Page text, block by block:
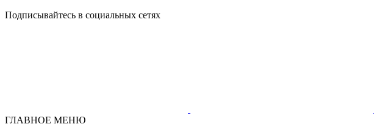
Подписывайтесь в социальных сетях
ГЛАВНОЕ МЕНЮ